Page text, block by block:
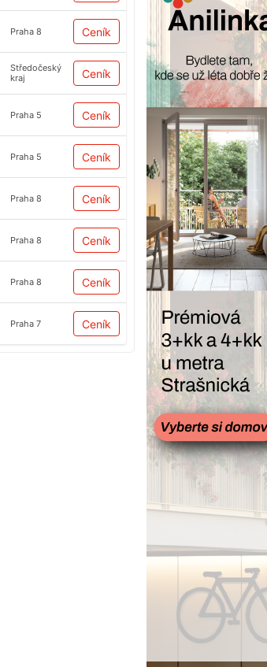
Praha 8 Ceník
Středočeský
kraj
Ceník
Praha 5 Ceník
Praha 5 Ceník
Praha 8 Ceník
Praha 8 Ceník
Praha 8 Ceník
Praha 7 Ceník